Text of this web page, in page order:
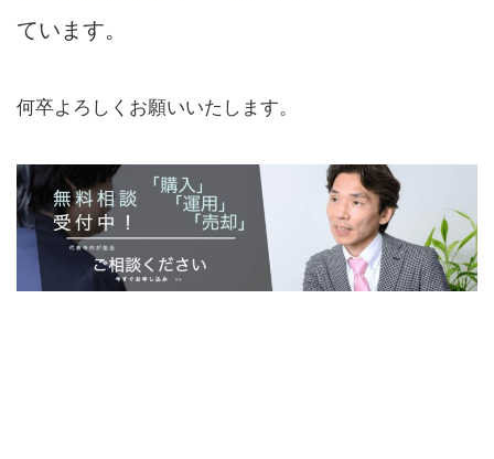
ています。
何卒よろしくお願いいたします。